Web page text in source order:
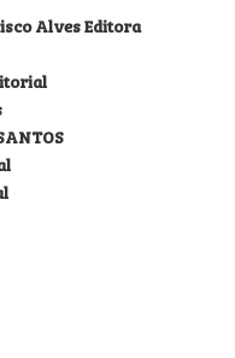
Alves Editora